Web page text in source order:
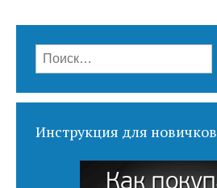
Найти:
Инструкция для новичков